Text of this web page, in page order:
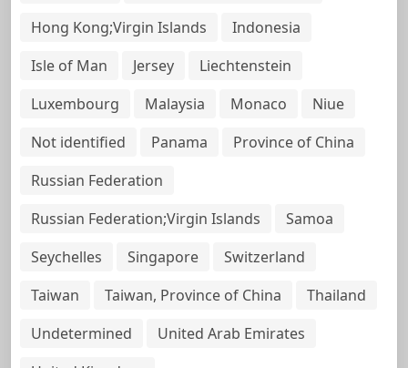
Hong Kong;Virgin Islands
Indonesia
Isle of Man
Jersey
Liechtenstein
Luxembourg
Malaysia Monaco
Niue
Not identified
Panama
Province of China
Russian Federation
Russian Federation;Virgin Islands
Samoa
Seychelles
Singapore
Switzerland
Taiwan
Taiwan, Province of China
Thailand
Undetermined
United Arab Emirates